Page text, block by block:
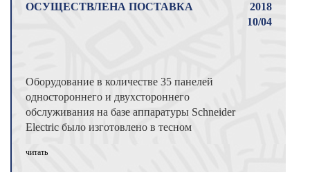
ОСУЩЕСТВЛЕНА ПОСТАВКА
2018
10/04
Оборудование в количестве 35 панелей
одностороннего и двухстороннего
обслуживания на базе аппаратуры Schneider
Electric было изготовлено в тесном
читать